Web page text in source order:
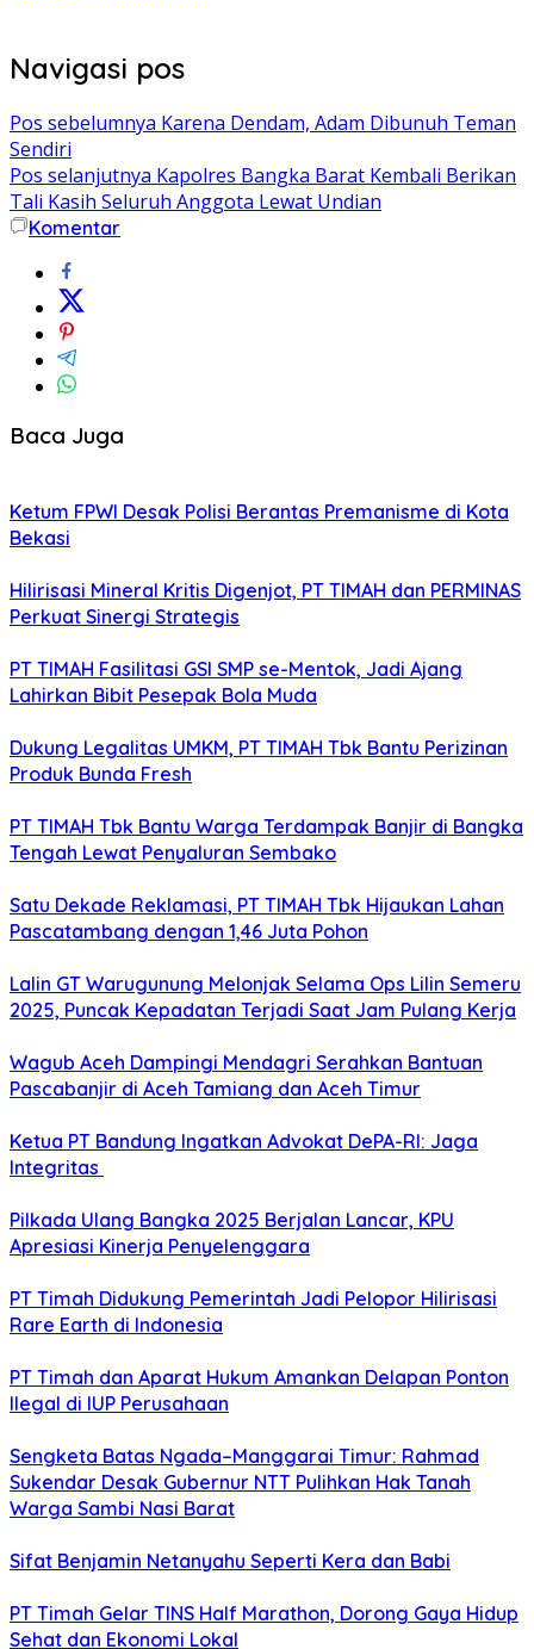
Navigasi pos
Pos sebelumnya Karena Dendam, Adam Dibunuh Teman
Sendiri
Pos selanjutnya Kapolres Bangka Barat Kembali Berikan
Tali Kasih Seluruh Anggota Lewat Undian
Komentar
Baca Juga
Ketum FPWI Desak Polisi Berantas Premanisme di Kota
Bekasi
Hilirisasi Mineral Kritis Digenjot, PT TIMAH dan PERMINAS
Perkuat Sinergi Strategis
PT TIMAH Fasilitasi GSI SMP se-Mentok, Jadi Ajang
Lahirkan Bibit Pesepak Bola Muda
Dukung Legalitas UMKM, PT TIMAH Tbk Bantu Perizinan
Produk Bunda Fresh
PT TIMAH Tbk Bantu Warga Terdampak Banjir di Bangka
Tengah Lewat Penyaluran Sembako
Satu Dekade Reklamasi, PT TIMAH Tbk Hijaukan Lahan
Pascatambang dengan 1,46 Juta Pohon
Lalin GT Warugunung Melonjak Selama Ops Lilin Semeru
2025, Puncak Kepadatan Terjadi Saat Jam Pulang Kerja
Wagub Aceh Dampingi Mendagri Serahkan Bantuan
Pascabanjir di Aceh Tamiang dan Aceh Timur
Ketua PT Bandung Ingatkan Advokat DePA-RI: Jaga
Integritas
Pilkada Ulang Bangka 2025 Berjalan Lancar, KPU
Apresiasi Kinerja Penyelenggara
PT Timah Didukung Pemerintah Jadi Pelopor Hilirisasi
Rare Earth di Indonesia
PT Timah dan Aparat Hukum Amankan Delapan Ponton
Ilegal di IUP Perusahaan
Sengketa Batas Ngada–Manggarai Timur: Rahmad
Sukendar Desak Gubernur NTT Pulihkan Hak Tanah
Warga Sambi Nasi Barat
Sifat Benjamin Netanyahu Seperti Kera dan Babi
PT Timah Gelar TINS Half Marathon, Dorong Gaya Hidup
Sehat dan Ekonomi Lokal